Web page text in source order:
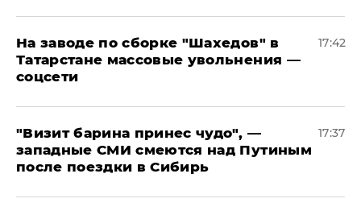
На заводе по сборке "Шахедов" в
Татарстане массовые увольнения —
соцсети
17:42
"Визит барина принес чудо", —
западные СМИ смеются над Путиным
после поездки в Сибирь
17:37